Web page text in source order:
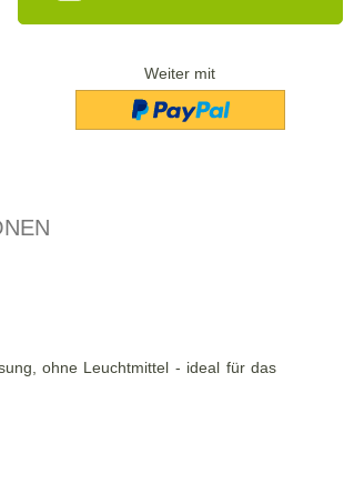
Weiter mit
ohne Leuchtmittel - ideal für das